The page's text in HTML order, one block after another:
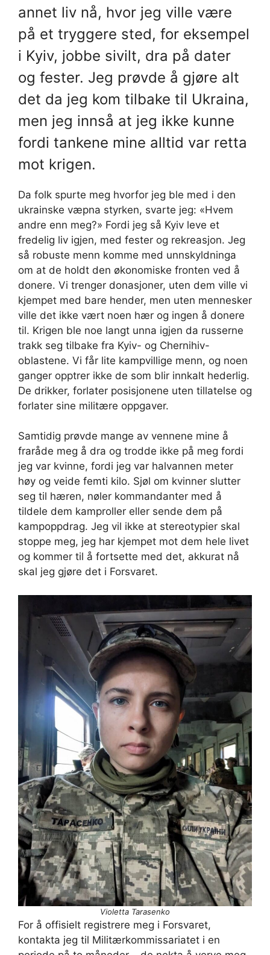
annet liv nå, hvor jeg ville være
på et tryggere sted, for eksempel
i Kyiv, jobbe sivilt, dra på dater
og fester. Jeg prøvde å gjøre alt
det da jeg kom tilbake til Ukraina,
men jeg innså at jeg ikke kunne
fordi tankene mine alltid var retta
mot krigen.
Da folk spurte meg hvorfor jeg ble med i den
ukrainske væpna styrken, svarte jeg: «Hvem
andre enn meg?» Fordi jeg så Kyiv leve et
fredelig liv igjen, med fester og rekreasjon. Jeg
så robuste menn komme med unnskyldninga
om at de holdt den økonomiske fronten ved å
donere. Vi trenger donasjoner, uten dem ville vi
kjempet med bare hender, men uten mennesker
ville det ikke vært noen hær og ingen å donere
til. Krigen ble noe langt unna igjen da russerne
trakk seg tilbake fra Kyiv- og Chernihiv-
oblastene. Vi får lite kampvillige menn, og noen
ganger opptrer ikke de som blir innkalt hederlig.
De drikker, forlater posisjonene uten tillatelse og
forlater sine militære oppgaver.
Samtidig prøvde mange av vennene mine å
fraråde meg å dra og trodde ikke på meg fordi
jeg var kvinne, fordi jeg var halvannen meter
høy og veide femti kilo. Sjøl om kvinner slutter
seg til hæren, nøler kommandanter med å
tildele dem kamproller eller sende dem på
kampoppdrag. Jeg vil ikke at stereotypier skal
stoppe meg, jeg har kjempet mot dem hele livet
og kommer til å fortsette med det, akkurat nå
skal jeg gjøre det i Forsvaret.
Violetta Tarasenko
For å offisielt registrere meg i Forsvaret,
kontakta jeg til Militærkommissariatet i en